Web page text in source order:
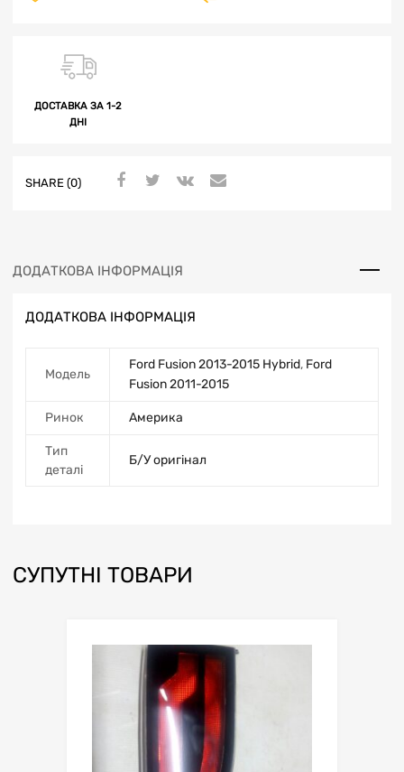
ДОСТАВКА ЗА 1-2
ДНІ
SHARE (0)
ДОДАТКОВА ІНФОРМАЦІЯ
ДОДАТКОВА ІНФОРМАЦІЯ
Модель
Ford Fusion 2013-2015 Hybrid, Ford
Fusion 2011-2015
Ринок Америка
Тип
деталі
Б/У оригінал
СУПУТНІ ТОВАРИ